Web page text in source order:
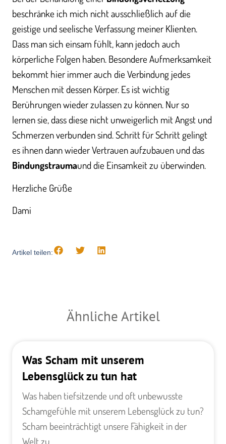
beschränke ich mich nicht ausschließlich auf die
geistige und seelische Verfassung meiner Klienten.
Dass man sich einsam fühlt, kann jedoch auch
körperliche Folgen haben. Besondere Aufmerksamkeit
bekommt hier immer auch die Verbindung jedes
Menschen mit dessen Körper. Es ist wichtig
Berührungen wieder zulassen zu können. Nur so
lernen sie, dass diese nicht unweigerlich mit Angst und
Schmerzen verbunden sind. Schritt für Schritt gelingt
es ihnen dann wieder Vertrauen aufzubauen und das
Bindungstraumaund die Einsamkeit zu überwinden.
Herzliche Grüße
Dami
Artikel teilen:
Ähnliche Artikel
Was Scham mit unserem
Lebensglück zu tun hat
Was haben tiefsitzende und oft unbewusste
Schamgefühle mit unserem Lebensglück zu tun?
Scham beeinträchtigt unsere Fähigkeit in der
Welt zu